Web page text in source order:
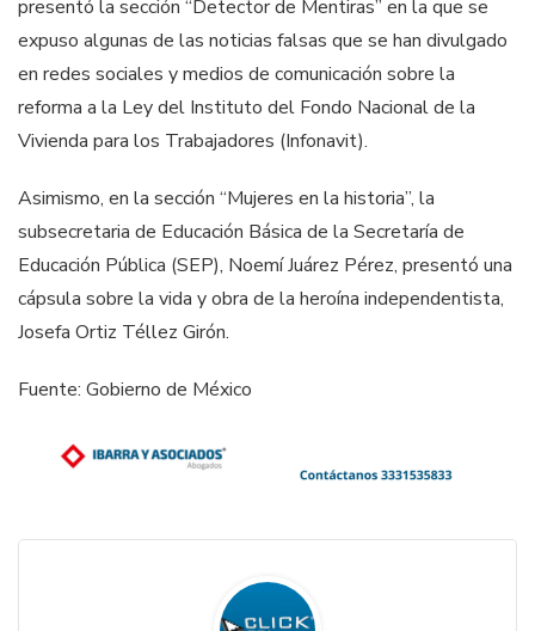
presentó la sección “Detector de Mentiras” en la que se
expuso algunas de las noticias falsas que se han divulgado
en redes sociales y medios de comunicación sobre la
reforma a la Ley del Instituto del Fondo Nacional de la
Vivienda para los Trabajadores (Infonavit).
Asimismo, en la sección “Mujeres en la historia”, la
subsecretaria de Educación Básica de la Secretaría de
Educación Pública (SEP), Noemí Juárez Pérez, presentó una
cápsula sobre la vida y obra de la heroína independentista,
Josefa Ortiz Téllez Girón.
Fuente: Gobierno de México